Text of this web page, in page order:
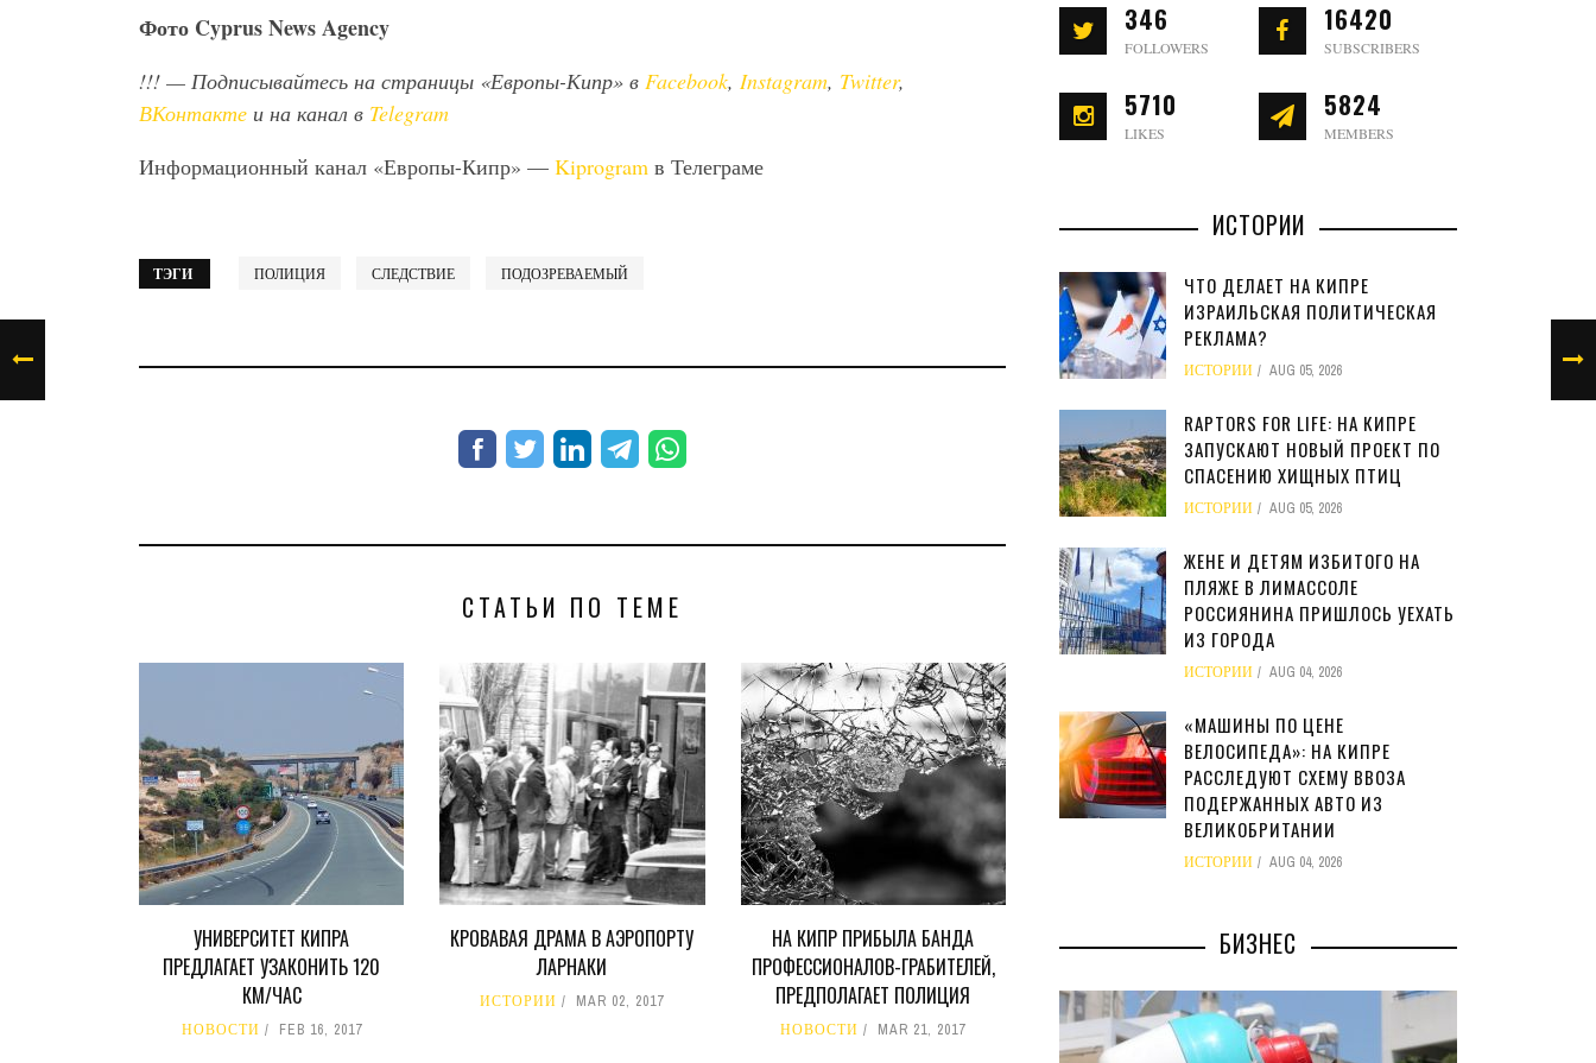
Фото CyprusNewsAgency
!!! — Подписывайтесь на страницы «Европы-Кипр» в Facebook, Instagram, Twitter,
ВКонтакте и на канал в Telegram
Информационный канал «Европы-Кипр» — Kiprogram в Телеграме
ТЭГИ ПОЛИЦИЯ СЛЕДСТВИЕ ПОДОЗРЕВАЕМЫЙ
СТАТЬИ ПО ТЕМЕ
УНИВЕРСИТЕТ КИПРА
ПРЕДЛАГАЕТ УЗАКОНИТЬ 120
КМ/ЧАС
НОВОСТИ FEB 16, 2017
КРОВАВАЯ ДРАМА В АЭРОПОРТУ
ЛАРНАКИ
ИСТОРИИ MAR 02, 2017
НА КИПР ПРИБЫЛА БАНДА
ПРОФЕССИОНАЛОВ-ГРАБИТЕЛЕЙ,
ПРЕДПОЛАГАЕТ ПОЛИЦИЯ
НОВОСТИ MAR 21, 2017
346
FOLLOWERS
16420
SUBSCRIBERS
5710
LIKES
5824
MEMBERS
ИСТОРИИ
ЧТО ДЕЛАЕТ НА КИПРЕ
ИЗРАИЛЬСКАЯ ПОЛИТИЧЕСКАЯ
РЕКЛАМА?
ИСТОРИИ AUG 05, 2026
RAPTORS FOR LIFE: НА КИПРЕ
ЗАПУСКАЮТ НОВЫЙ ПРОЕКТ ПО
СПАСЕНИЮ ХИЩНЫХ ПТИЦ
ИСТОРИИ AUG 05, 2026
ЖЕНЕ И ДЕТЯМ ИЗБИТОГО НА
ПЛЯЖЕ В ЛИМАССОЛЕ
РОССИЯНИНА ПРИШЛОСЬ УЕХАТЬ
ИЗ ГОРОДА
ИСТОРИИ AUG 04, 2026
«МАШИНЫ ПО ЦЕНЕ
ВЕЛОСИПЕДА»: НА КИПРЕ
РАССЛЕДУЮТ СХЕМУ ВВОЗА
ПОДЕРЖАННЫХ АВТО ИЗ
ВЕЛИКОБРИТАНИИ
ИСТОРИИ AUG 04, 2026
БИЗНЕС